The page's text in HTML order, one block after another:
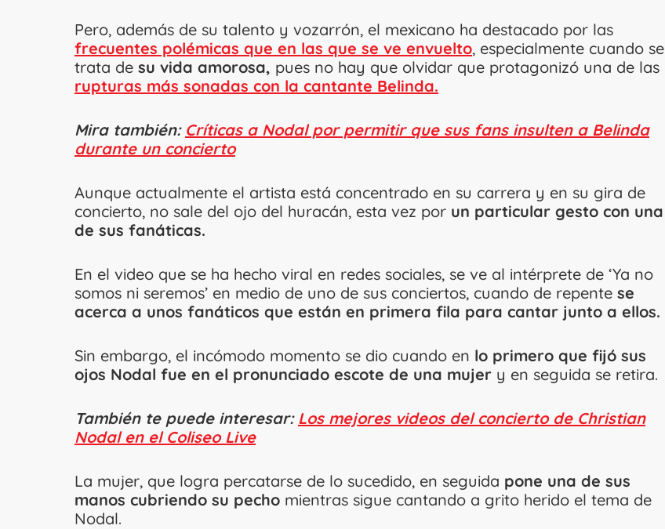
Pero, además de su talento y vozarrón, el mexicano ha destacado por las
frecuentes polémicas que en las que se ve envuelto, especialmente cuando se
trata de su vida amorosa, pues no hay que olvidar que protagonizó una de las
rupturas más sonadas con la cantante Belinda.
Mira también: Críticas a Nodal por permitir que sus fans insulten a Belinda
durante un concierto
Aunque actualmente el artista está concentrado en su carrera y en su gira de
concierto, no sale del ojo del huracán, esta vez por un particular gesto con una
de sus fanáticas.
En el video que se ha hecho viral en redes sociales, se ve al intérprete de ‘Ya no
somos ni seremos’ en medio de uno de sus conciertos, cuando de repente se
acerca a unos fanáticos que están en primera fila para cantar junto a ellos.
Sin embargo, el incómodo momento se dio cuando en lo primero que fijó sus
ojos Nodal fue en el pronunciado escote de una mujer y en seguida se retira.
También te puede interesar: Los mejores videos del concierto de Christian
Nodal en el Coliseo Live
La mujer, que logra percatarse de lo sucedido, en seguida pone una de sus
manos cubriendo su pecho mientras sigue cantando a grito herido el tema de
Nodal.